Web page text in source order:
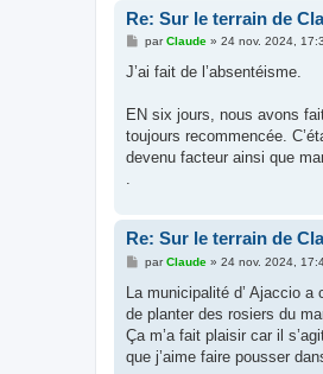
Re: Sur le terrain de
M
s
g
parClaude» 24 nov. 2024,
J’ai fait de l’absentéisme.
EN six jours, nous avons
toujours recommencée.
devenu facteur ainsi que
.
Re: Sur le terrain de
M
s
a
g
parClaude» 24 nov. 2024,
La municipalité d’ Ajaccio
de planter des rosiers du
Ça m’a fait plaisir car il
que j’aime faire pousser